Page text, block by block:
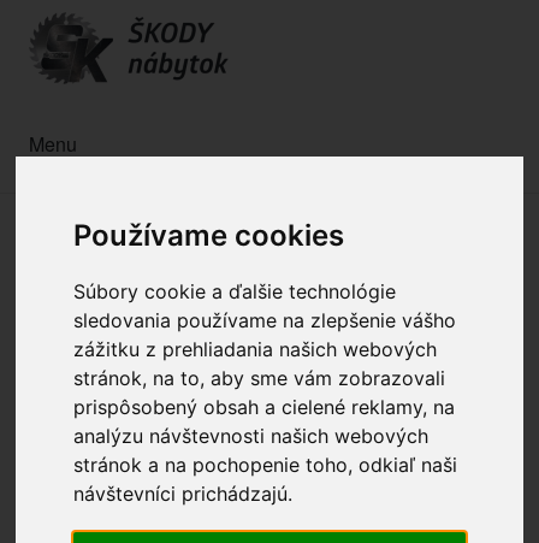
Používame cookies
Súbory cookie a ďalšie technológie
sledovania používame na zlepšenie vášho
zážitku z prehliadania našich webových
stránok, na to, aby sme vám zobrazovali
prispôsobený obsah a cielené reklamy, na
analýzu návštevnosti našich webových
stránok a na pochopenie toho, odkiaľ naši
návštevníci prichádzajú.
Menu